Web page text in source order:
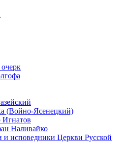
(Войно-Ясенецкий)
Наливайко
исповедники Церкви Русской